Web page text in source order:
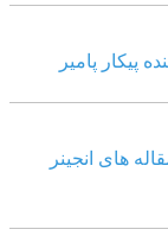
پیکار پامیر
های انجینر